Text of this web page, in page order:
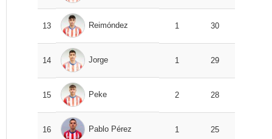
13 Reimóndez 1 30
14 Jorge 1 29
15 Peke 2 28
16 Pablo Pérez 1 25